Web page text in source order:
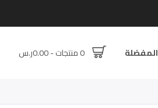
المفضلة 0 منتجات - 0.00ر.س